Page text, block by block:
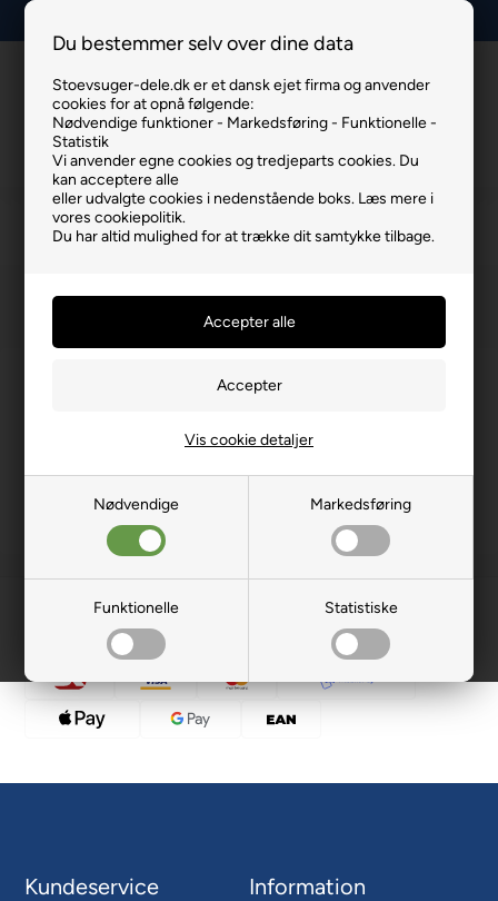
Du bestemmer selv over dine data
Stoevsuger-dele.dk er et dansk ejet firma og anvender
cookies for at opnå følgende:
Nødvendige funktioner - Markedsføring - Funktionelle -
Statistik
Vi anvender egne cookies og tredjeparts cookies. Du
kan acceptere alle
eller udvalgte cookies i nedenstående boks. Læs mere i
vores cookiepolitik.
Du har altid mulighed for at trække dit samtykke tilbage.
Nødvendige Markedsføring
Funktionelle Statistiske
Vis cookie detaljer
InfoKurv
Numatic Hepa-filter
Numatic Hepa-filter
Kundeservice Information